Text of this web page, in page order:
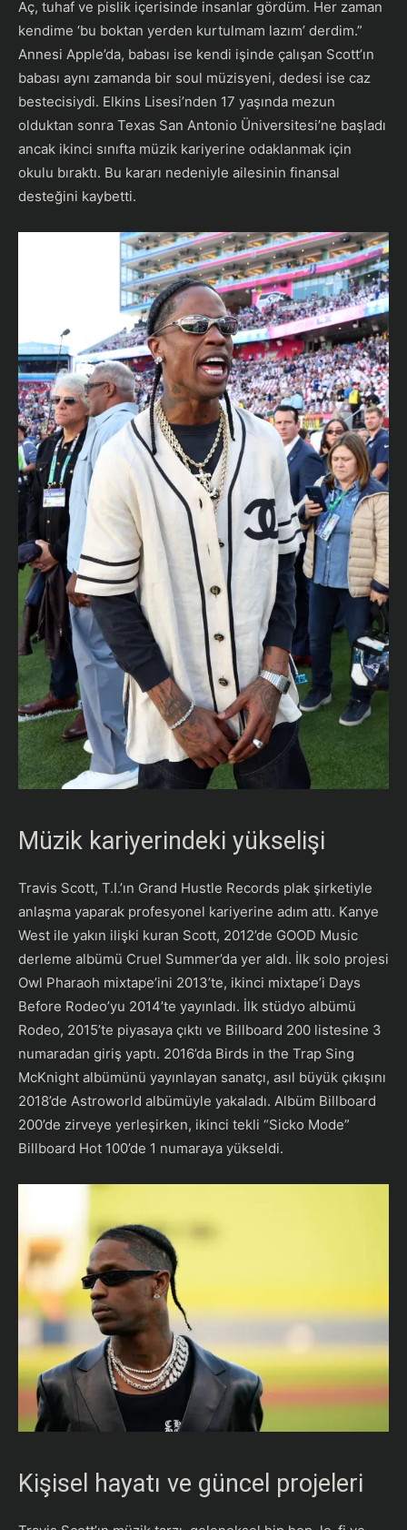
Aç, tuhaf ve pislik içerisinde insanlar gördüm. Her zaman
kendime ‘bu boktan yerden kurtulmam lazım’ derdim.”
Annesi Apple’da, babası ise kendi işinde çalışan Scott’ın
babası aynı zamanda bir soul müzisyeni, dedesi ise caz
bestecisiydi. Elkins Lisesi’nden 17 yaşında mezun
olduktan sonra Texas San Antonio Üniversitesi’ne başladı
ancak ikinci sınıfta müzik kariyerine odaklanmak için
okulu bıraktı. Bu kararı nedeniyle ailesinin finansal
desteğini kaybetti.
Müzik kariyerindeki yükselişi
Travis Scott, T.I.’ın Grand Hustle Records plak şirketiyle
anlaşma yaparak profesyonel kariyerine adım attı. Kanye
West ile yakın ilişki kuran Scott, 2012’de GOOD Music
derleme albümü Cruel Summer’da yer aldı. İlk solo projesi
Owl Pharaoh mixtape’ini 2013’te, ikinci mixtape’i Days
Before Rodeo’yu 2014’te yayınladı. İlk stüdyo albümü
Rodeo, 2015’te piyasaya çıktı ve Billboard 200 listesine 3
numaradan giriş yaptı. 2016’da Birds in the Trap Sing
McKnight albümünü yayınlayan sanatçı, asıl büyük çıkışını
2018’de Astroworld albümüyle yakaladı. Albüm Billboard
200’de zirveye yerleşirken, ikinci tekli “Sicko Mode”
Billboard Hot 100’de 1 numaraya yükseldi.
Kişisel hayatı ve güncel projeleri